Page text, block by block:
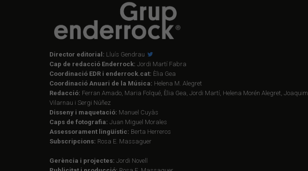
Director editorial: Lluís Gendrau
Cap de redacció Enderrock: Jordi Martí Fabra
Coordinació EDR i enderrock.cat: Èlia Gea
Coordinació Anuari de la Música: Helena M. Alegret
Redacció: Ferran Amado, Maria Folqué, Èlia Gea, Jordi Martí, Helena Morén Alegret, Joaquim
Vilarnau i Sergi Núñez
Disseny i maquetació: Manuel Cuyàs
Caps de fotografia: Juan Miguel Morales
Assessorament lingüístic: Berta Herreros
Subscripcions: Rosa E. Massaguer
Gerència i projectes: Jordi Novell